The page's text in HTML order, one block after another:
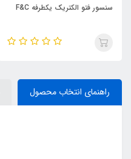
سنسور فتو الکتریک یکطرفه F&C
راهنمای انتخاب محصول